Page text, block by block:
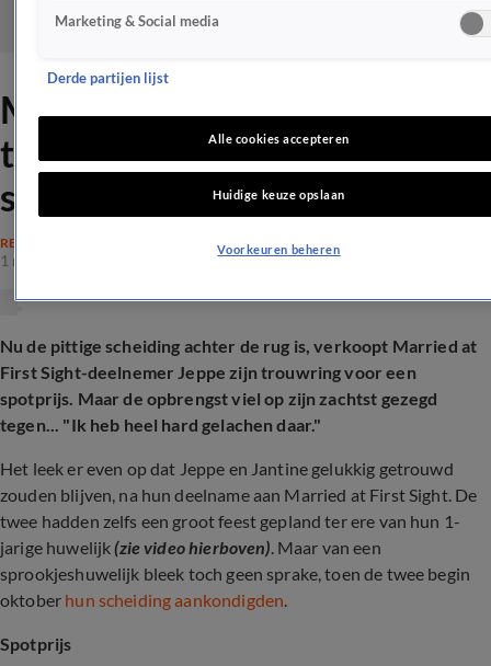
MAFS-Jeppe verkocht zijn
trouwring voor deze
spotprijs
REALITY
1 mei 2025, 17:29
Nu de pittige scheiding achter de rug is, verkoopt Married at
First Sight-deelnemer Jeppe zijn trouwring voor een
spotprijs. Maar de opbrengst viel op zijn zachtst gezegd
tegen... "Ik heb heel hard gelachen daar."
Het leek er even op dat Jeppe en Jantine gelukkig getrouwd
zouden blijven, na hun deelname aan Married at First Sight. De
twee hadden zelfs een groot feest gepland ter ere van hun 1-
jarige huwelijk(zie video hierboven). Maar van een
sprookjeshuwelijk bleek toch geen sprake, toen de twee begin
oktober hun scheiding aankondigden.
Spotprijs
Marketing & Social media
Derde partijen lijst
Alle cookies accepteren
Huidige keuze opslaan
Voorkeuren beheren